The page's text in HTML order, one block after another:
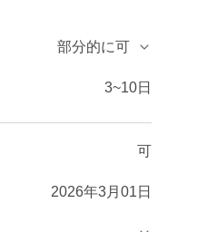
部分的に可
3~10日
可
2026年3月01日